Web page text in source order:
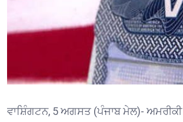
ਵਾਸ਼ਿੰਗਟਨ, 5 ਅਗਸਤ (ਪੰਜਾਬ ਮੇਲ)-